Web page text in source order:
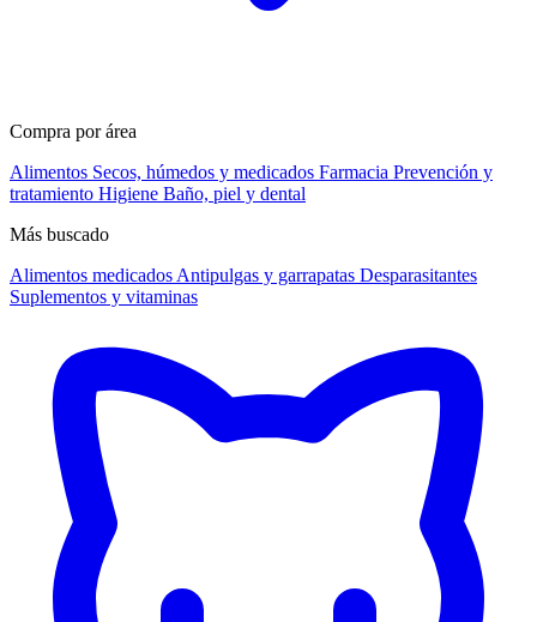
Compra por área
Alimentos Secos, húmedos y medicados Farmacia Prevención y
tratamiento Higiene Baño, piel y dental
Más buscado
Alimentos medicados Antipulgas y garrapatas Desparasitantes
Suplementos y vitaminas